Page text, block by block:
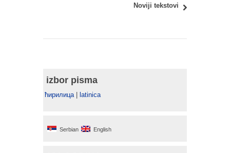
Noviji tekstovi
izbor pisma
ћирилица latinica
Serbian English